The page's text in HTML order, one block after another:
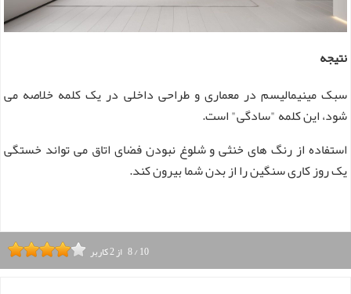
نتیجه
سبک مینیمالیسم در معماری و طراحی داخلی در یک کلمه خلاصه می
شود، این کلمه "سادگی" است.
استفاده از رنگ های خنثی و شلوغ نبودن فضای اتاق می تواند خستگی
یک روز کاری سنگین را از بدن شما بیرون کند.
8/10 از2کاربر